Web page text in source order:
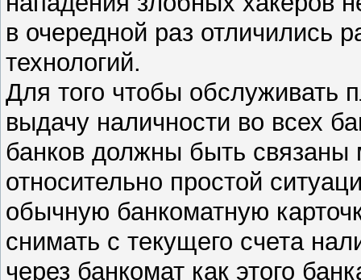
в очередной раз отличились
технологий.
Для того чтобы обслуживать
выдачу наличности во всех
банков должны быть
относительно простой
обычную банкоматную
снимать с текущего счета
через банкомат как этого